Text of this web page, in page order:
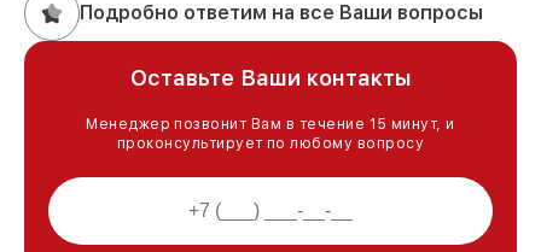
Подробно ответим на все Ваши вопросы
Оставьте Ваши контакты
Менеджер позвонит Вам в течение 15 минут, и
проконсультирует по любому вопросу